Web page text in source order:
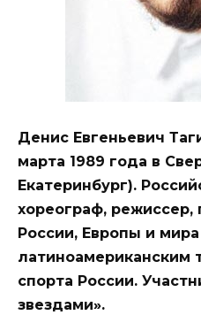
Денис Евгеньевич
марта 1989 года в
Екатеринбург).
хореограф,
России, Европы и
латиноамериканским
спорта России.
звездами».